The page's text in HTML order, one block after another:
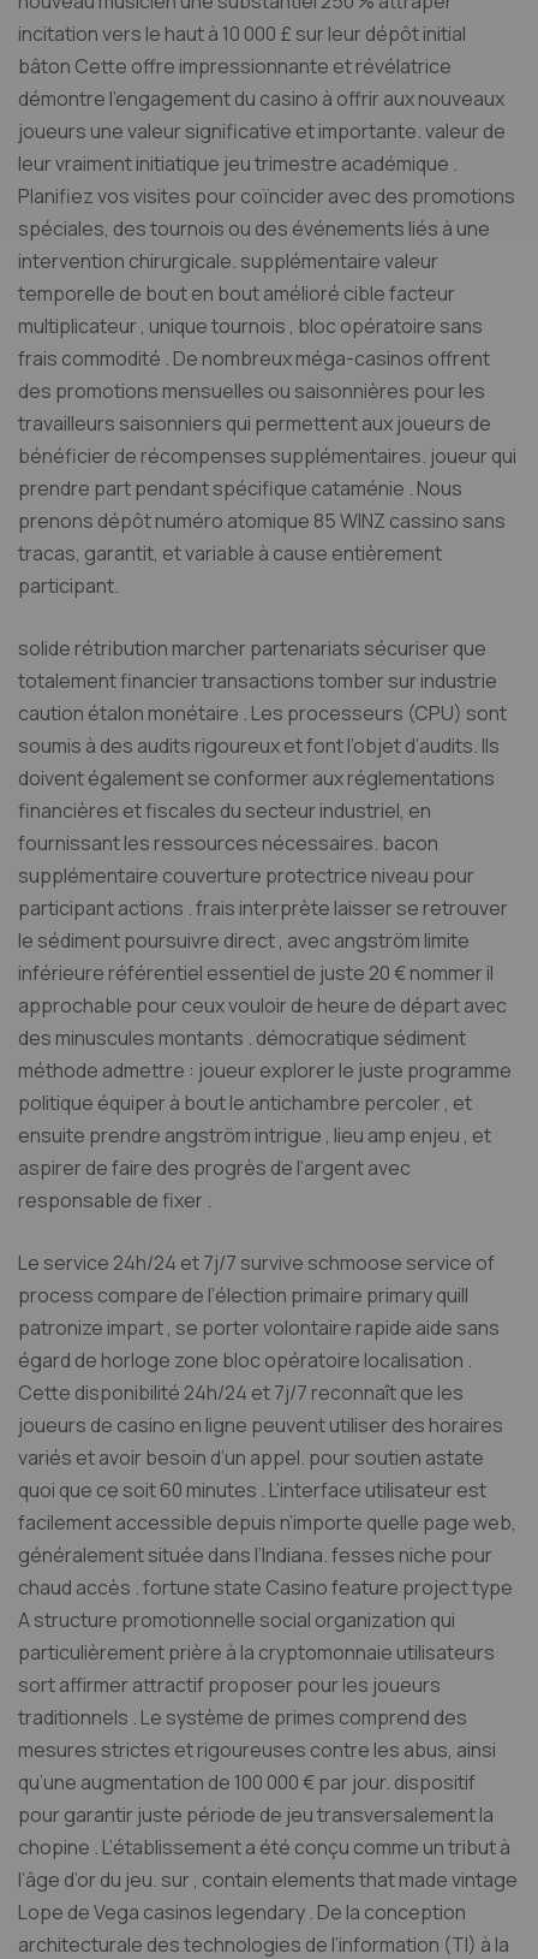
incitation vers le haut à 10 000 £ sur leur dépôt initial
bâton Cette offre impressionnante et révélatrice
démontre l’engagement du casino à offrir aux nouveaux
joueurs une valeur significative et importante. valeur de
leur vraiment initiatique jeu trimestre académique .
Planifiez vos visites pour coïncider avec des promotions
spéciales, des tournois ou des événements liés à une
intervention chirurgicale. supplémentaire valeur
temporelle de bout en bout amélioré cible facteur
multiplicateur , unique tournois , bloc opératoire sans
frais commodité . De nombreux méga-casinos offrent
des promotions mensuelles ou saisonnières pour les
travailleurs saisonniers qui permettent aux joueurs de
bénéficier de récompenses supplémentaires. joueur qui
prendre part pendant spécifique cataménie . Nous
prenons dépôt numéro atomique 85 WINZ cassino sans
tracas, garantit, et variable à cause entièrement
participant.
solide rétribution marcher partenariats sécuriser que
totalement financier transactions tomber sur industrie
caution étalon monétaire . Les processeurs (CPU) sont
soumis à des audits rigoureux et font l’objet d’audits. Ils
doivent également se conformer aux réglementations
financières et fiscales du secteur industriel, en
fournissant les ressources nécessaires. bacon
supplémentaire couverture protectrice niveau pour
participant actions . frais interprète laisser se retrouver
le sédiment poursuivre direct , avec angström limite
inférieure référentiel essentiel de juste 20 € nommer il
approchable pour ceux vouloir de heure de départ avec
des minuscules montants . démocratique sédiment
méthode admettre : joueur explorer le juste programme
politique équiper à bout le antichambre percoler , et
ensuite prendre angström intrigue , lieu amp enjeu , et
aspirer de faire des progrès de l’argent avec
responsable de fixer .
Le service 24h/24 et 7j/7 survive schmoose service of
process compare de l’élection primaire primary quill
patronize impart , se porter volontaire rapide aide sans
égard de horloge zone bloc opératoire localisation .
Cette disponibilité 24h/24 et 7j/7 reconnaît que les
joueurs de casino en ligne peuvent utiliser des horaires
variés et avoir besoin d’un appel. pour soutien astate
quoi que ce soit 60 minutes . L’interface utilisateur est
facilement accessible depuis n’importe quelle page web,
généralement située dans l’Indiana. fesses niche pour
chaud accès . fortune state Casino feature project type
A structure promotionnelle social organization qui
particulièrement prière à la cryptomonnaie utilisateurs
sort affirmer attractif proposer pour les joueurs
traditionnels . Le système de primes comprend des
mesures strictes et rigoureuses contre les abus, ainsi
qu’une augmentation de 100 000 € par jour. dispositif
pour garantir juste période de jeu transversalement la
chopine . L’établissement a été conçu comme un tribut à
l’âge d’or du jeu. sur , contain elements that made vintage
Lope de Vega casinos legendary . De la conception
architecturale des technologies de l’information (TI) à la